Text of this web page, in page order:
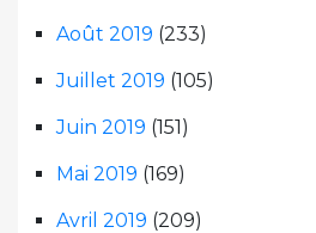
Août 2019 (233)
Juillet 2019 (105)
Juin 2019 (151)
Mai 2019 (169)
Avril 2019 (209)